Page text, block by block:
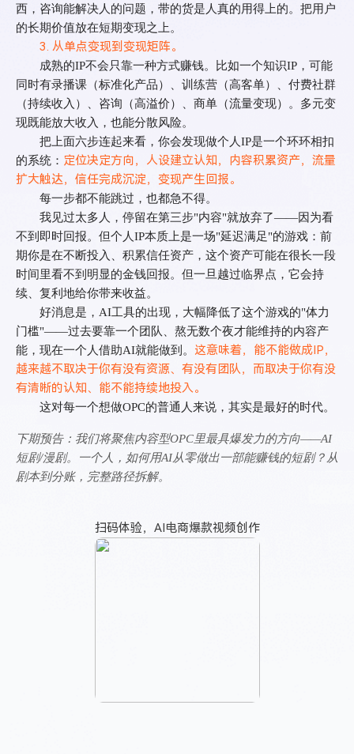
西，咨询能解决人的问题，带的货是人真的用得上的。把用户
的长期价值放在短期变现之上。
3. 从单点变现到变现矩阵。
成熟的IP不会只靠一种方式赚钱。比如一个知识IP ，可能
同时有录播课（标准化产品）、训练营（高客单）、付费社群
（持续收入）、咨询（高溢价）、商单（流量变现）。多元变
现既能放大收入，也能分散风险。
把上面六步连起来看，你会发现做个人IP是一个环环相扣
的系统： 定位决定方向，人设建立认知，内容积累资产，流量
扩大触达，信任完成沉淀，变现产生回报。
每一步都不能跳过，也都急不得。
我见过太多人，停留在第三步"内容"就放弃了——因为看
不到即时回报。但个人IP本质上是一场"延迟满足"的游戏：前
期你是在不断投入、积累信任资产，这个资产可能在很长一段
时间里看不到明显的金钱回报。但一旦越过临界点，它会持
续、复利地给你带来收益。
好消息是， AI工具的出现，大幅降低了这个游戏的"体力
门槛"——过去要靠一个团队、熬无数个夜才能维持的内容产
能，现在一个人借助AI就能做到。 这意味着，能不能做成IP，
越来越不取决于你有没有资源、有没有团队，而取决于你有没
有清晰的认知、能不能持续地投入。
这对每一个想做OPC的普通人来说，其实是最好的时代。
下期预告：我们将聚焦内容型OPC里最具爆发力的方向——AI
短剧/漫剧。一个人，如何用AI从零做出一部能赚钱的短剧？从
剧本到分账，完整路径拆解。
扫码体验，AI电商爆款视频创作